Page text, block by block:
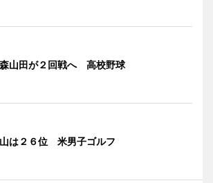
山田が２回戦へ 高校野球
は２６位 米男子ゴルフ